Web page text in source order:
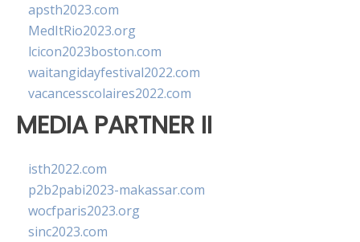
apsth2023.com
MedItRio2023.org
lcicon2023boston.com
waitangidayfestival2022.com
vacancesscolaires2022.com
MEDIA PARTNER II
isth2022.com
p2b2pabi2023-makassar.com
wocfparis2023.org
sinc2023.com